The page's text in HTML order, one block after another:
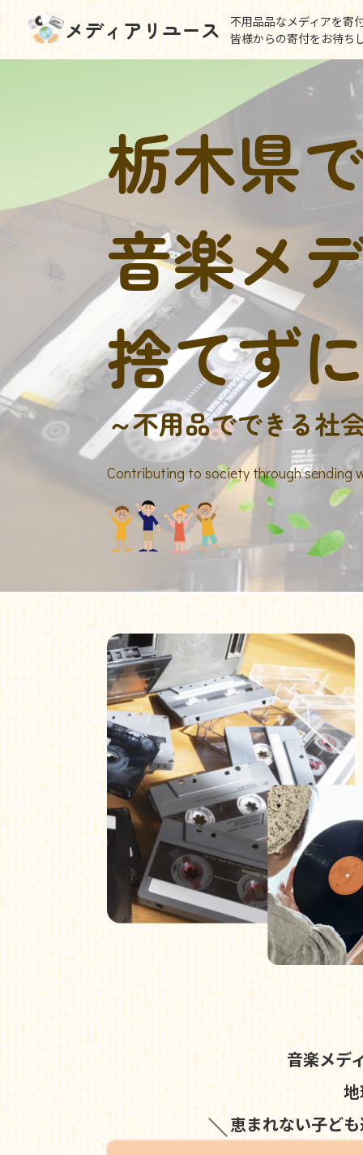
メディアリユース
不用品品なメディアを寄
皆様からの寄付をお待ち
栃木県
音楽メ
捨てず
～不用品でできる社
Contributing to society through sending
音楽メデ
恵まれない子ど